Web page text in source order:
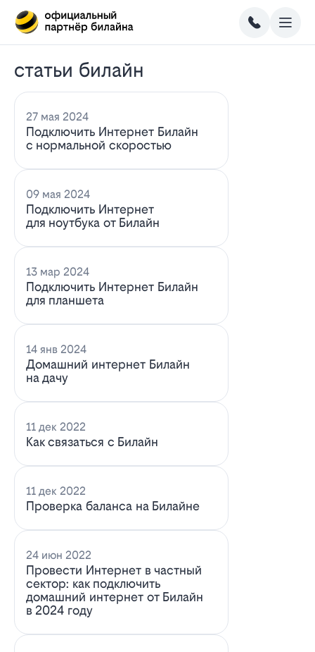
статьи билайн
27 мая 2024
Подключить Интернет Билайн
с нормальной скоростью
09 мая 2024
Подключить Интернет
для ноутбука от Билайн
13 мар 2024
Подключить Интернет Билайн
для планшета
14 янв 2024
Домашний интернет Билайн
на дачу
11 дек 2022
Как связаться с Билайн
11 дек 2022
Проверка баланса на Билайне
24 июн 2022
Провести Интернет в частный
сектор: как подключить
домашний интернет от Билайн
в 2024 году